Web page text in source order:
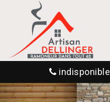
indisponible